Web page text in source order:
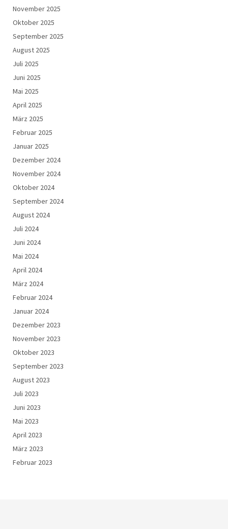
November 2025
Oktober 2025
September 2025
August 2025
Juli 2025
Juni 2025
Mai 2025
April 2025
März 2025
Februar 2025
Januar 2025
Dezember 2024
November 2024
Oktober 2024
September 2024
August 2024
Juli 2024
Juni 2024
Mai 2024
April 2024
März 2024
Februar 2024
Januar 2024
Dezember 2023
November 2023
Oktober 2023
September 2023
August 2023
Juli 2023
Juni 2023
Mai 2023
April 2023
März 2023
Februar 2023